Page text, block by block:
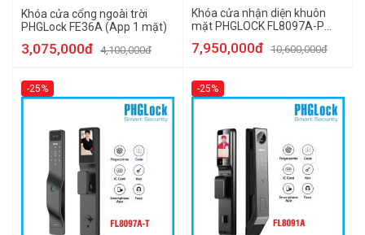
Khóa cửa cổng ngoài trời
PHGLock FE36A (App 1 mặt)
3,075,000đ 4,100,000đ
Khóa cửa nhận diện khuôn
mặt PHGLOCK FL8097A-P
7,950,000đ 10,600,000đ
-25% -25%